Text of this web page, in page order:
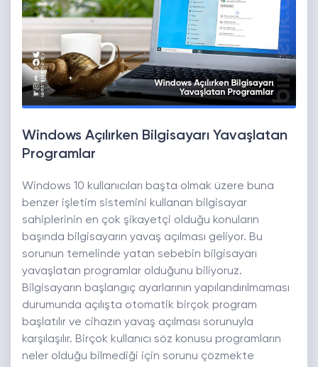
Windows Açılırken Bilgisayarı Yavaşlatan
Programlar
Windows 10 kullanıcıları başta olmak üzere buna
benzer işletim sistemini kullanan bilgisayar
sahiplerinin en çok şikayetçi olduğu konuların
başında bilgisayarın yavaş açılması geliyor. Bu
sorunun temelinde yatan sebebin bilgisayarı
yavaşlatan programlar olduğunu biliyoruz.
Bilgisayarın başlangıç ayarlarının yapılandırılmaması
durumunda açılışta otomatik birçok program
başlatılır ve cihazın yavaş açılması sorunuyla
karşılaşılır. Birçok kullanıcı söz konusu programların
neler olduğu bilmediği için sorunu çözmekte